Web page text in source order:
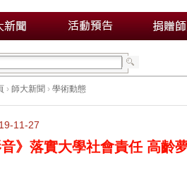
› 師大新聞 › 學術動態
11-27
》落實大學社會責任 高齡